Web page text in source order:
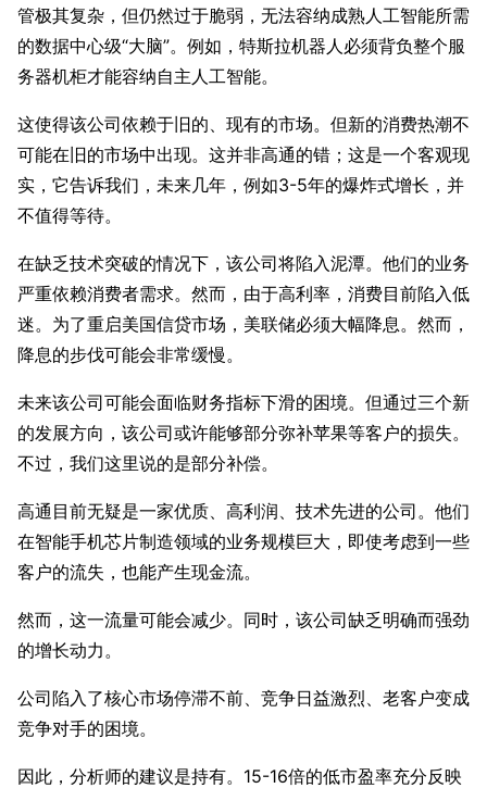
管极其复杂，但仍然过于脆弱，无法容纳成熟人工智能所需
的数据中心级“大脑”。例如，特斯拉机器人必须背负整个服
务器机柜才能容纳自主人工智能。
这使得该公司依赖于旧的、现有的市场。但新的消费热潮不
可能在旧的市场中出现。这并非高通的错；这是一个客观现
实，它告诉我们，未来几年，例如3-5年的爆炸式增长，并
不值得等待。
在缺乏技术突破的情况下，该公司将陷入泥潭。他们的业务
严重依赖消费者需求。然而，由于高利率，消费目前陷入低
迷。为了重启美国信贷市场，美联储必须大幅降息。然而，
降息的步伐可能会非常缓慢。
未来该公司可能会面临财务指标下滑的困境。但通过三个新
的发展方向，该公司或许能够部分弥补苹果等客户的损失。
不过，我们这里说的是部分补偿。
高通目前无疑是一家优质、高利润、技术先进的公司。他们
在智能手机芯片制造领域的业务规模巨大，即使考虑到一些
客户的流失，也能产生现金流。
然而，这一流量可能会减少。同时，该公司缺乏明确而强劲
的增长动力。
公司陷入了核心市场停滞不前、竞争日益激烈、老客户变成
竞争对手的困境。
因此，分析师的建议是持有。15-16倍的低市盈率充分反映